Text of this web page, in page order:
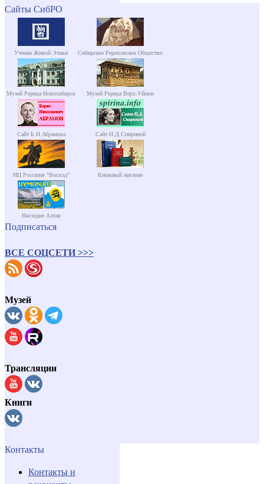
Сайты СибРО
Учение Живой Этики Сибирское Рериховское Общество
Музей Рериха Новосибирск Музей Рериха Верх-Уймон
Сайт Б.Н.Абрамова Сайт Н.Д.Спириной
ИЦ Россазия "Восход" Книжный магазин
Наследие Алтая
Подписаться
ВСЕ СОЦСЕТИ >>>
Музей
Трансляции
Книги
Контакты
Контакты и